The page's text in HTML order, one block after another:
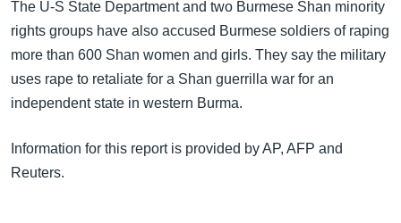
The U-S State Department and two Burmese Shan minority
rights groups have also accused Burmese soldiers of raping
more than 600 Shan women and girls. They say the military
uses rape to retaliate for a Shan guerrilla war for an
independent state in western Burma.
Information for this report is provided by AP, AFP and
Reuters.